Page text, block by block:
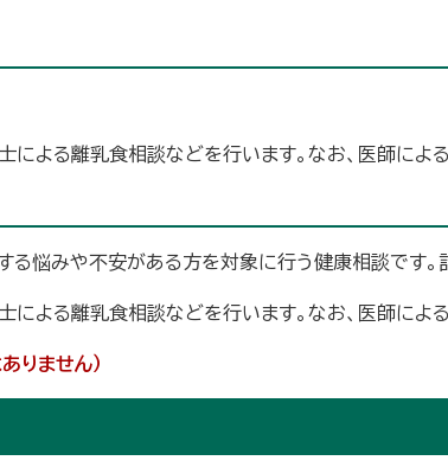
よる離乳食相談などを行います。なお、医師によ
みや不安がある方を対象に行う健康相談です。計
よる離乳食相談などを行います。なお、医師によ
りません）